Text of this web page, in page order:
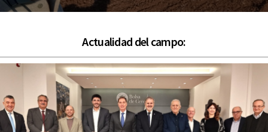
Actualidad del campo: